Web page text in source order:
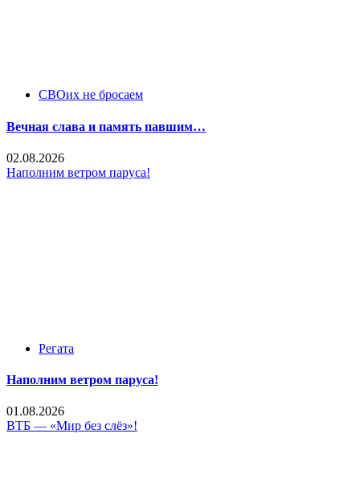
СВОих не бросаем
Вечная слава и память павшим…
02.08.2026
Наполним ветром паруса!
Регата
Наполним ветром паруса!
01.08.2026
ВТБ — «Мир без слёз»!